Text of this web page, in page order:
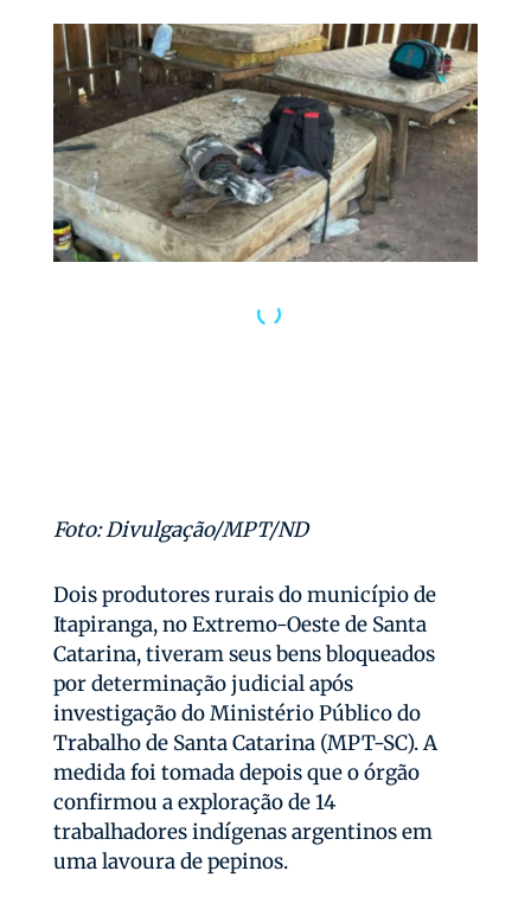
Foto: Divulgação/MPT/ND
Dois produtores rurais do município de
Itapiranga, no Extremo-Oeste de Santa
Catarina, tiveram seus bens bloqueados
por determinação judicial após
investigação do Ministério Público do
Trabalho de Santa Catarina (MPT-SC). A
medida foi tomada depois que o órgão
confirmou a exploração de 14
trabalhadores indígenas argentinos em
uma lavoura de pepinos.